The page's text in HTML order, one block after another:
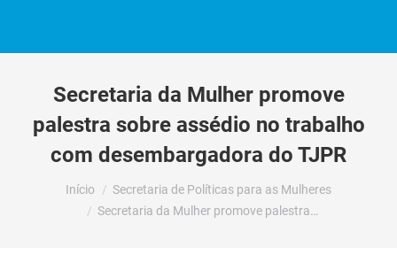
Secretaria da Mulher promove
palestra sobre assédio no trabalho
com desembargadora do TJPR
Você está aqui:
Início
Secretaria de Políticas para as Mulheres
Secretaria da Mulher promove palestra…